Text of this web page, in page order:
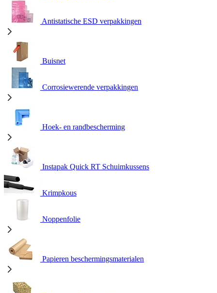
Antistatische ESD verpakkingen
Buisnet
Corrosiewerende verpakkingen
Hoek- en randbescherming
Instapak Quick RT Schuimkussens
Krimpkous
Noppenfolie
Papieren beschermingsmaterialen